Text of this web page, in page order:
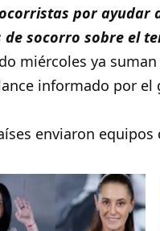
por ayudar
socorro sobre el
miércoles ya
informado por el
enviaron equipos